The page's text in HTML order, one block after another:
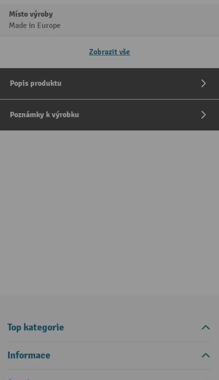
Místo výroby
Made in Europe
Zobrazit vše
Popis produktu
Poznámky k výrobku
Top kategorie
Informace